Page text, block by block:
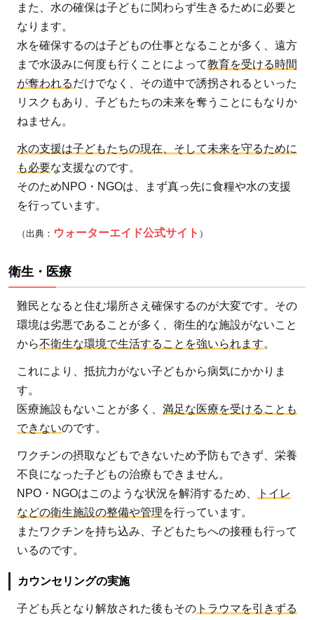
また、水の確保は子どもに関わらず生きるために必要と
なります。
水を確保するのは子どもの仕事となることが多く、遠方
まで水汲みに何度も行くことによって教育を受ける時間
が奪われるだけでなく、その道中で誘拐されるといった
リスクもあり、子どもたちの未来を奪うことにもなりか
ねません。
水の支援は子どもたちの現在、そして未来を守るために
も必要な支援なのです。
そのためNPO・NGOは、まず真っ先に食糧や水の支援
を行っています。
（出典： ウォーターエイド公式サイト ）
衛生・医療
難民となると住む場所さえ確保するのが大変です。その
環境は劣悪であることが多く、衛生的な施設がないこと
から不衛生な環境で生活することを強いられます。
これにより、抵抗力がない子どもから病気にかかりま
す。
医療施設もないことが多く、 満足な医療を受けることも
できないのです。
ワクチンの摂取などもできないため予防もできず、栄養
不良になった子どもの治療もできません。
NPO・NGOはこのような状況を解消するため、
トイレ
などの衛生施設の整備や管理を行っています。
またワクチンを持ち込み、子どもたちへの接種も行って
いるのです。
カウンセリングの実施
子ども兵となり解放された後もその トラウマを引きずる